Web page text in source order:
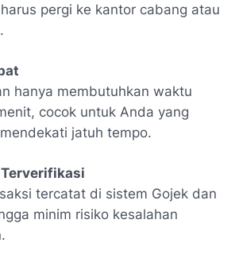
pergi ke kantor cabang atau
hanya membutuhkan waktu
cocok untuk Anda yang
jatuh tempo.
tercatat di sistem Gojek dan
minim risiko kesalahan